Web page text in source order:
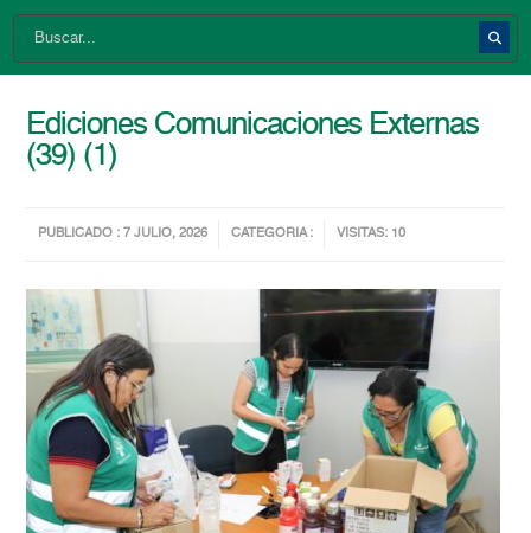
Ediciones Comunicaciones Externas
(39) (1)
PUBLICADO : 7 JULIO, 2026 CATEGORIA : VISITAS: 10